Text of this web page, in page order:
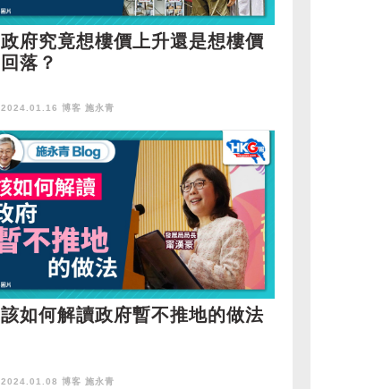
政府究竟想樓價上升還是想樓價
回落？
2024.01.16 博客 施永青
該如何解讀政府暫不推地的做法
2024.01.08 博客 施永青